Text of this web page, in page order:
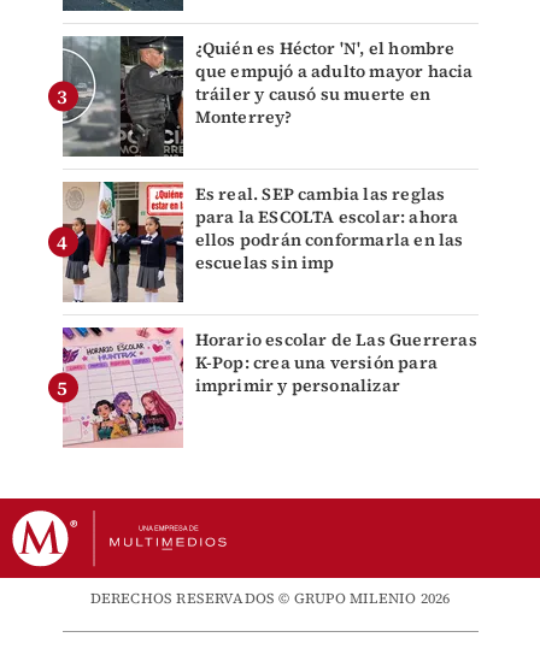
¿Quién es Héctor 'N', el hombre
que empujó a adulto mayor hacia
tráiler y causó su muerte en
Monterrey?
Es real. SEP cambia las reglas
para la ESCOLTA escolar: ahora
ellos podrán conformarla en las
escuelas sin imp
Horario escolar de Las Guerreras
K-Pop: crea una versión para
imprimir y personalizar
DERECHOS RESERVADOS © GRUPO MILENIO 2026